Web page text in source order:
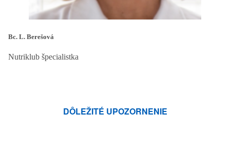
Bc. L. Berešová
Nutriklub špecialistka
DÔLEŽITÉ UPOZORNENIE